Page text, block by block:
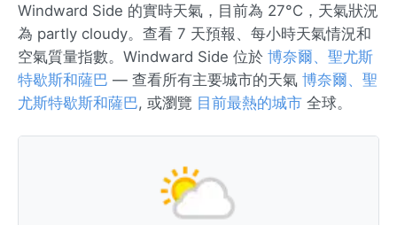
Windward Side 的實時天氣，目前為 27°C，天氣狀況
為 partly cloudy。查看 7 天預報、每小時天氣情況和
空氣質量指數。Windward Side 位於 博奈爾、聖尤斯
特歇斯和薩巴 — 查看所有主要城市的天氣 博奈爾、聖
尤斯特歇斯和薩巴, 或瀏覽 目前最熱的城市 全球。